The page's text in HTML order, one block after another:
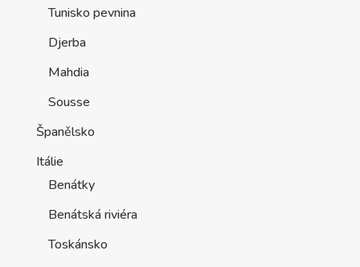
Tunisko pevnina
Djerba
Mahdia
Sousse
Španělsko
Itálie
Benátky
Benátská riviéra
Toskánsko